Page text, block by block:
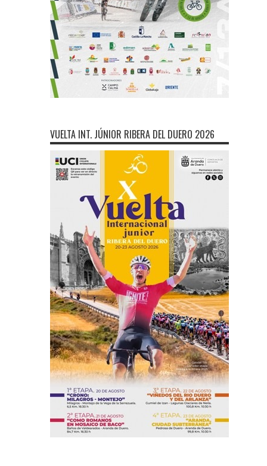
VUELTA INT. JÚNIOR RIBERA DEL DUERO 2026